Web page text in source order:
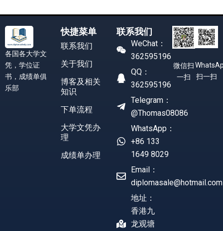
各国各大学文
凭，学位证
书，成绩单俱
乐部
快捷菜单
联系我们
关于我们
博客及相关
知识
下单流程
大学文凭办
理
成绩单办理
联系我们
WeChat：
362595196
QQ：
362595196
Telegram：
@Thomas08086
WhatsApp：
+86 133
1649 8029
Email：
diplomasale@hotmail.com
地址：
香港九
龙观塘
微信扫
一扫
扫一扫